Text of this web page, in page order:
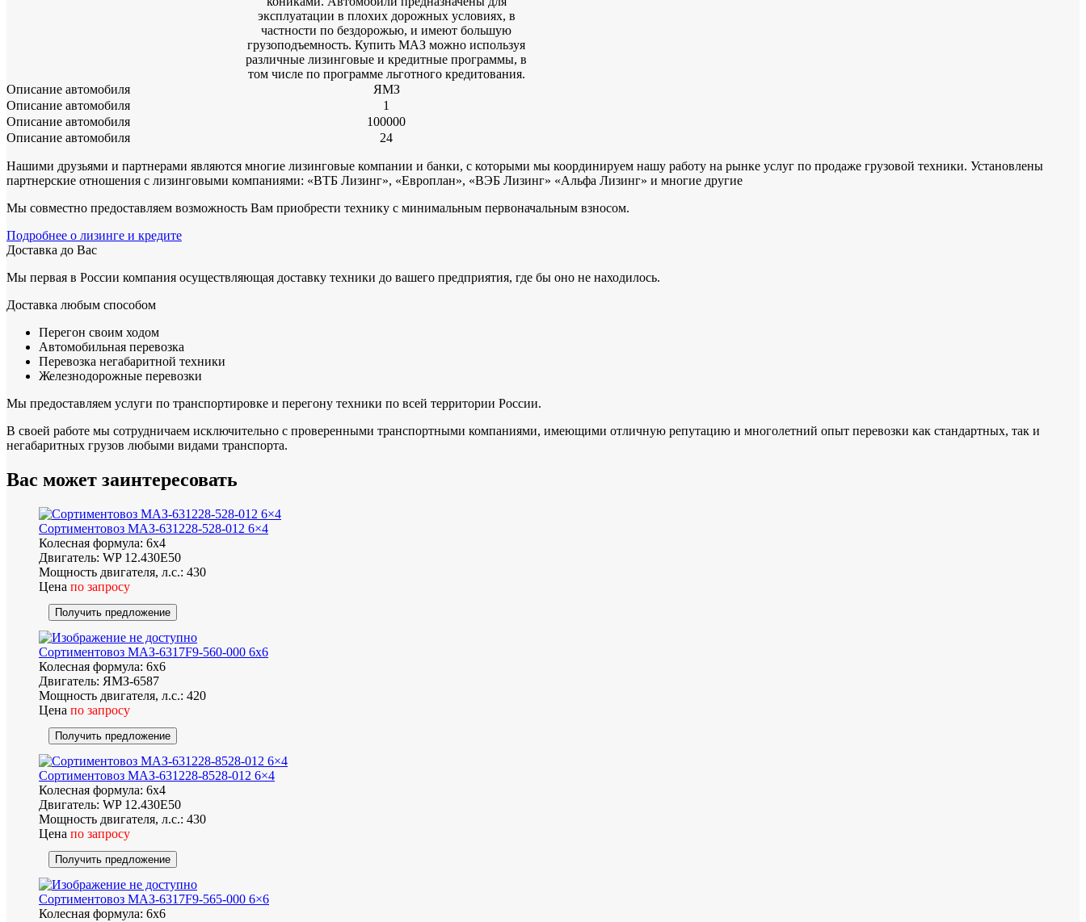
эксплуатации в плохих дорожных условиях, в
частности по бездорожью, и имеют большую
грузоподъемность. Купить МАЗ можно используя
различные лизинговые и кредитные программы, в
том числе по программе льготного кредитования.
Описание автомобиля
ЯМЗ
Описание автомобиля
1
Описание автомобиля
100000
Описание автомобиля
24
Нашими друзьями и партнерами являются многие лизинговые компании и банки, с которыми мы координируем нашу работу на рынке услуг по продаже грузовой техники. Установлены
партнерские отношения с лизинговыми компаниями: «ВТБ Лизинг», «Европлан», «ВЭБ Лизинг» «Альфа Лизинг» и многие другие
Мы совместно предоставляем возможность Вам приобрести технику с минимальным первоначальным взносом.
Подробнее о лизинге и кредите
Доставка до Вас
Мы первая в России компания осуществляющая доставку техники до вашего предприятия, где бы оно не находилось.
Доставка любым способом
Перегон своим ходом
Автомобильная перевозка
Перевозка негабаритной техники
Железнодорожные перевозки
Мы предоставляем услуги по транспортировке и перегону техники по всей территории России.
В своей работе мы сотрудничаем исключительно с проверенными транспортными компаниями, имеющими отличную репутацию и многолетний опыт перевозки как стандартных, так и
негабаритных грузов любыми видами транспорта.
Вас может заинтересовать
Сортиментовоз МАЗ-631228-528-012 6×4
Колесная формула: 6х4
Двигатель: WP 12.430Е50
Мощность двигателя, л.с.: 430
Цена по запросу
Получить предложение
Сортиментовоз МАЗ-6317F9-560-000 6х6
Колесная формула: 6х6
Двигатель: ЯМЗ-6587
Мощность двигателя, л.с.: 420
Цена по запросу
Получить предложение
Сортиментовоз МАЗ-631228-8528-012 6×4
Колесная формула: 6х4
Двигатель: WP 12.430Е50
Мощность двигателя, л.с.: 430
Цена по запросу
Получить предложение
Сортиментовоз МАЗ-6317F9-565-000 6×6
Колесная формула: 6х6